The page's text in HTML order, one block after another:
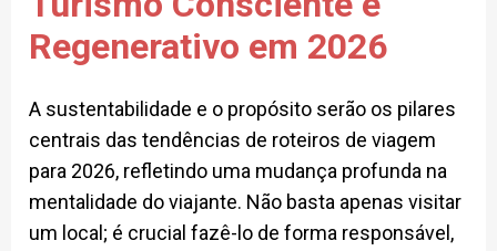
Regenerativo em 2026
A sustentabilidade e o propósito serão os pilares
centrais das tendências de roteiros de viagem
para 2026, refletindo uma mudança profunda na
mentalidade do viajante. Não basta apenas visitar
um local; é crucial fazê-lo de forma responsável,